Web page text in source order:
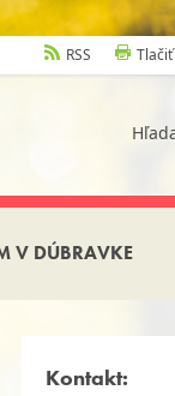
RSS Tlačiť
V DÚBRAVKE
Kontakt: